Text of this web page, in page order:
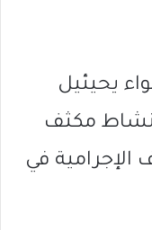
يحيئيل
نشاط مكثف
الإجرامية في